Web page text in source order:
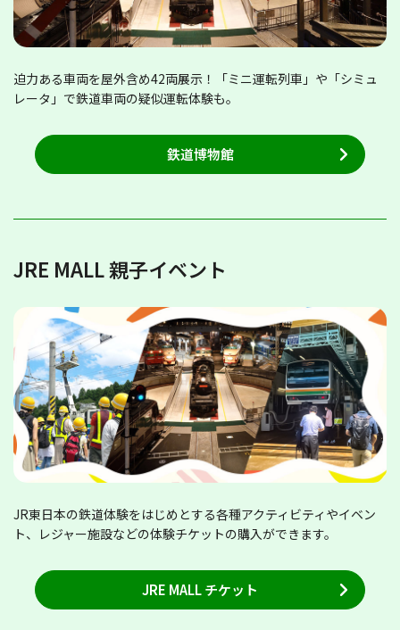
迫力ある車両を屋外含め42両展示！「ミニ運転列車」や「シミュ
レータ」で鉄道車両の疑似運転体験も。
鉄道博物館
JRE MALL 親子イベント
JR東日本の鉄道体験をはじめとする各種アクティビティやイベン
ト、レジャー施設などの体験チケットの購入ができます。
JRE MALL チケット